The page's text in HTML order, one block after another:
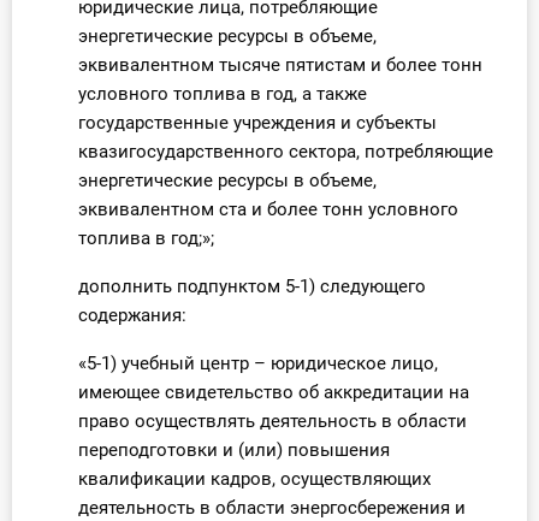
юридические лица, потребляющие
энергетические ресурсы в объеме,
эквивалентном тысяче пятистам и более тонн
условного топлива в год, а также
государственные учреждения и субъекты
квазигосударственного сектора, потребляющие
энергетические ресурсы в объеме,
эквивалентном ста и более тонн условного
топлива в год;»;
дополнить подпунктом 5-1) следующего
содержания:
«5-1) учебный центр – юридическое лицо,
имеющее свидетельство об аккредитации на
право осуществлять деятельность в области
переподготовки и (или) повышения
квалификации кадров, осуществляющих
деятельность в области энергосбережения и